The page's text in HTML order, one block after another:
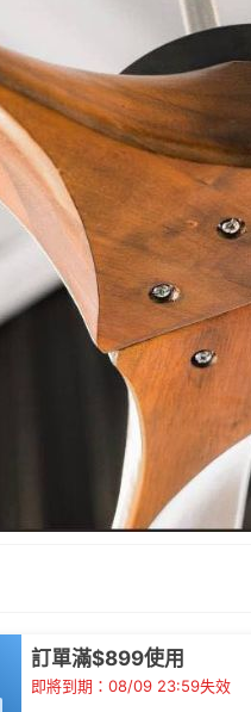
訂單滿$899使用
即將到期：08/09 23:59失效